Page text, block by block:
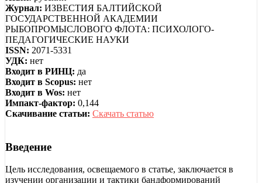
Журнал: ИЗВЕСТИЯ БАЛТИЙСКОЙ
ГОСУДАРСТВЕННОЙ АКАДЕМИИ
РЫБОПРОМЫСЛОВОГО ФЛОТА: ПСИХОЛОГО-
ПЕДАГОГИЧЕСКИЕ НАУКИ
ISSN: 2071-5331
УДК: нет
Входит в РИНЦ: да
Входит в Scopus: нет
Входит в Wos: нет
Импакт-фактор: 0,144
Скачивание статьи: Скачать статью
Введение
Цель исследования, освещаемого в статье, заключается в
изучении организации и тактики бандформирований